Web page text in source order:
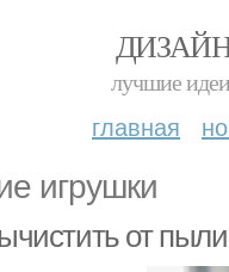
лучшие
главная
игрушки
от